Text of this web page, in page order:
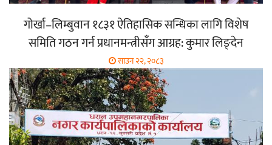
गोर्खा–लिम्बुवान १८३१ ऐतिहासिक सन्धिका लागि विशेष
समिति गठन गर्न प्रधानमन्त्रीसँग आग्रह: कुमार लिङ्देन
साउन २२, २०८३